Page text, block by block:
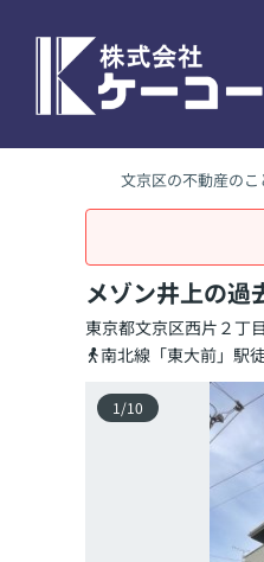
文京区の不動産の
メゾン井上の過
東京都文京区西片 ２丁目
南北線「東大前」駅
1 /10